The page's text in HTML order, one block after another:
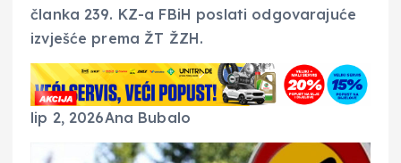
članka 239. KZ-a FBiH poslati odgovarajuće
izvješće prema ŽT ŽZH.
lip 2, 2026Ana Bubalo